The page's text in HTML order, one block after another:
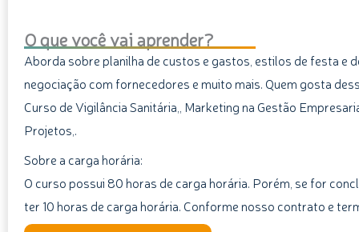
O que você vai aprender?
Aborda sobre planilha de custos e gastos, estilos de festa e
negociação com fornecedores e muito mais. Quem gosta
Curso de Vigilância Sanitária,, Marketing na Gestão
Projetos,.
Sobre a carga horária:
O curso possui 80 horas de carga horária. Porém, se for
ter 10 horas de carga horária. Conforme nosso contrato e